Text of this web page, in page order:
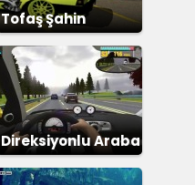
Tofaş Şahin
Direksiyonlu Araba
Yarışı